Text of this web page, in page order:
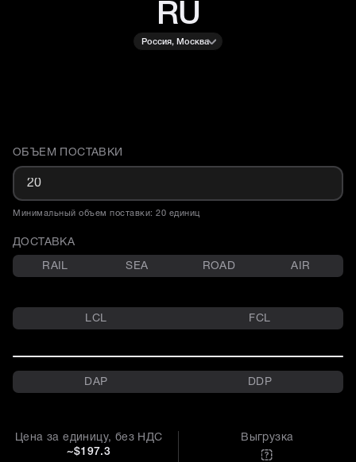
RU
Россия, Москва
Доставка и объем поставки
ОБЪЕМ ПОСТАВКИ
Минимальный объем поставки: 20 единиц
ДОСТАВКА
RAIL SEA ROAD AIR
LCL FCL
DAP DDP
Цена за единицу, без НДС
~$197.3
Выгрузка